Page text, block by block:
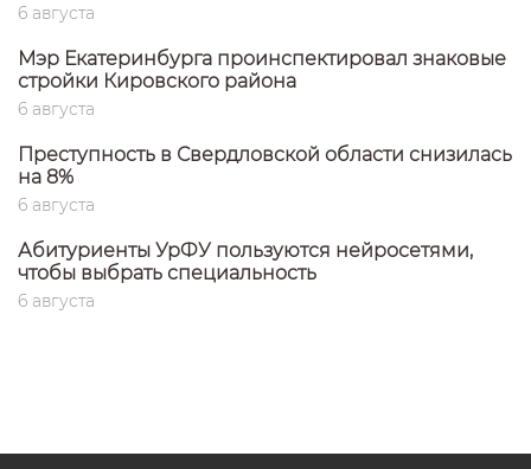
6 августа
Мэр Екатеринбурга проинспектировал знаковые
стройки Кировского района
6 августа
Преступность в Свердловской области снизилась
на 8%
6 августа
Абитуриенты УрФУ пользуются нейросетями,
чтобы выбрать специальность
6 августа